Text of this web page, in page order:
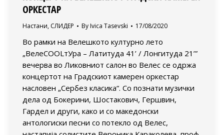
ОРКЕСТАР
Настани, СЛИДЕР By Ivica Tasevski 17/08/2020
Во рамки на Велешкото културно лето
„ВелеСOOLтУра – Латитуда 41’ / Лонгитуда 21’”
вечерва во Ликовниот салон во Велес се одржа
концертот на Градскиот камерен оркестар
насловен „Сербез класика“. Со познати музички
дела од Бокерини, Шостакович, Гершвин,
Гардел и други, како и со македонски
антологиски песни со потекло од Велес,